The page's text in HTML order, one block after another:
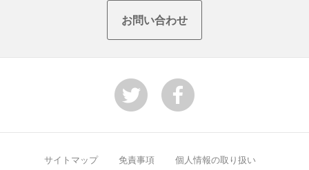
お問い合わせ
サイトマップ 免責事項 個人情報の取り扱い